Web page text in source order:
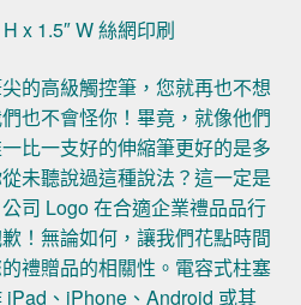
x 1.5″ W 絲網印刷
的高級觸控筆，您就再也不想
也不會怪你！畢竟，就像他們
比一支好的伸縮筆更好的是多
未聽說過這種說法？這一定是
司 Logo 在合適企業禮品品行
！無論如何，讓我們花點時間
禮贈品的相關性。電容式柱塞
iPad、iPhone、Android 或其